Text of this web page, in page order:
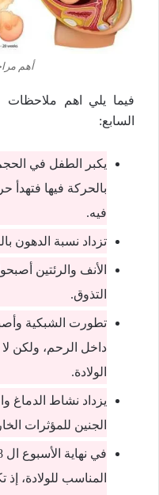
أهم
فيما يلي اهم ملاحظات
السابع:
يكبر الطفل في
بالحركة فيها فتهدأ
فيه.
تزداد نسبة الدهون
الأنف والرئتين
التذوق.
تطورت الشبكية
داخل الرحم، ولكن
الولادة.
يزداد نشاط الدماغ
الجنين للمؤثرات
المناسب للولادة،